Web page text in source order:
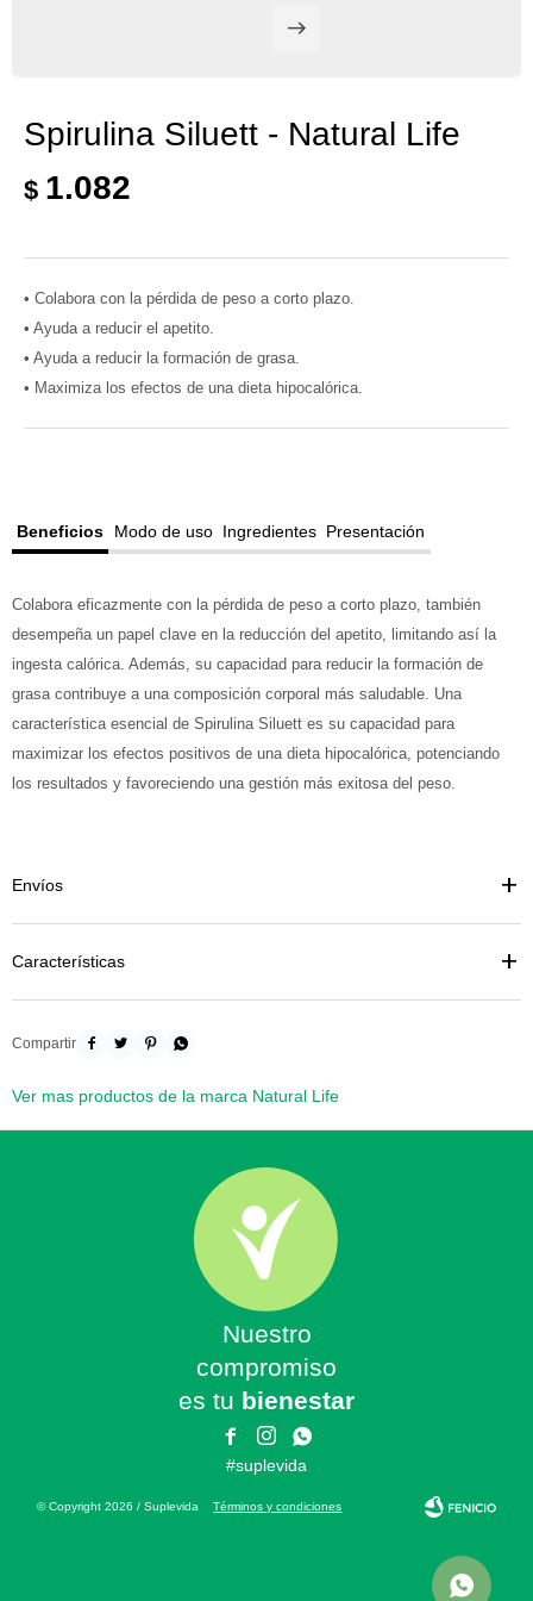
Spirulina Siluett - Natural Life
$ 1.082
• Colabora con la pérdida de peso a corto plazo.
• Ayuda a reducir el apetito.
• Ayuda a reducir la formación de grasa.
• Maximiza los efectos de una dieta hipocalórica.
Beneficios Modo de uso Ingredientes Presentación
Colabora eficazmente con la pérdida de peso a corto plazo, también
desempeña un papel clave en la reducción del apetito, limitando así la
ingesta calórica. Además, su capacidad para reducir la formación de
grasa contribuye a una composición corporal más saludable. Una
característica esencial de Spirulina Siluett es su capacidad para
maximizar los efectos positivos de una dieta hipocalórica, potenciando
los resultados y favoreciendo una gestión más exitosa del peso.
Envíos
Características
   
Ver mas productos de la marca Natural Life
Nuestro
compromiso
es tu bienestar
 

#suplevida
© Copyright 2026 / SuplevidaTérminos y condiciones